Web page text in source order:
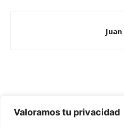
Valoramos tu privacidad
Juan
Redes Cristianas